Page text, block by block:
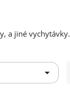
a jiné vychytávky.
